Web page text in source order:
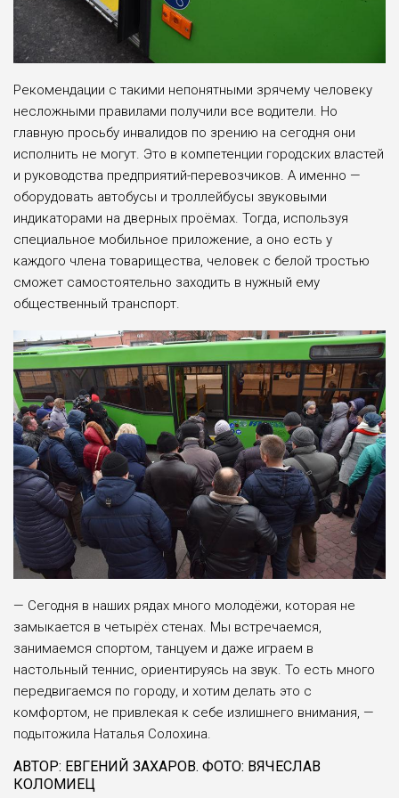
Рекомендации с такими непонятными зрячему человеку
несложными правилами получили все водители. Но
главную просьбу инвалидов по зрению на сегодня они
исполнить не могут. Это в компетенции городских властей
и руководства предприятий-перевозчиков. А именно —
оборудовать автобусы и троллейбусы звуковыми
индикаторами на дверных проёмах. Тогда, используя
специальное мобильное приложение, а оно есть у
каждого члена товарищества, человек с белой тростью
сможет самостоятельно заходить в нужный ему
общественный транспорт.
— Сегодня в наших рядах много молодёжи, которая не
замыкается в четырёх стенах. Мы встречаемся,
занимаемся спортом, танцуем и даже играем в
настольный теннис, ориентируясь на звук. То есть много
передвигаемся по городу, и хотим делать это с
комфортом, не привлекая к себе излишнего внимания, —
подытожила Наталья Солохина.
АВТОР: ЕВГЕНИЙ ЗАХАРОВ. ФОТО: ВЯЧЕСЛАВ
КОЛОМИЕЦ